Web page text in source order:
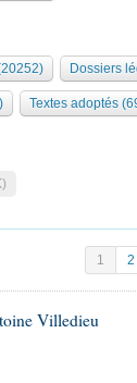
Dossiers
Textes adoptés
1 2
Villedieu